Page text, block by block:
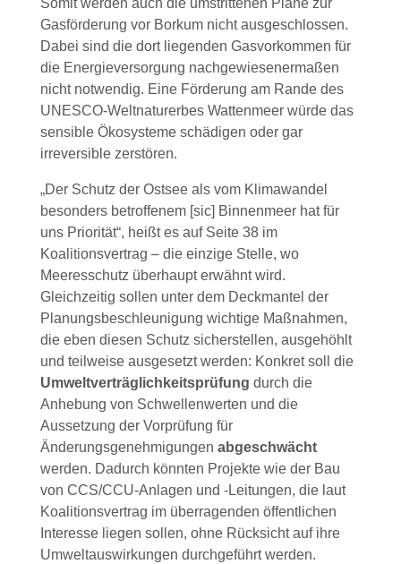
Somit werden auch die umstrittenen Pläne zur
Gasförderung vor Borkum nicht ausgeschlossen.
Dabei sind die dort liegenden Gasvorkommen für
die Energieversorgung nachgewiesenermaßen
nicht notwendig. Eine Förderung am Rande des
UNESCO-Weltnaturerbes Wattenmeer würde das
sensible Ökosysteme schädigen oder gar
irreversible zerstören.
„Der Schutz der Ostsee als vom Klimawandel
besonders betroffenem [sic] Binnenmeer hat für
uns Priorität“, heißt es auf Seite 38 im
Koalitionsvertrag – die einzige Stelle, wo
Meeresschutz überhaupt erwähnt wird.
Gleichzeitig sollen unter dem Deckmantel der
Planungsbeschleunigung wichtige Maßnahmen,
die eben diesen Schutz sicherstellen, ausgehöhlt
und teilweise ausgesetzt werden: Konkret soll die
Umweltverträglichkeitsprüfung durch die
Anhebung von Schwellenwerten und die
Aussetzung der Vorprüfung für
Änderungsgenehmigungen abgeschwächt
werden. Dadurch könnten Projekte wie der Bau
von CCS/CCU-Anlagen und -Leitungen, die laut
Koalitionsvertrag im überragenden öffentlichen
Interesse liegen sollen, ohne Rücksicht auf ihre
Umweltauswirkungen durchgeführt werden.